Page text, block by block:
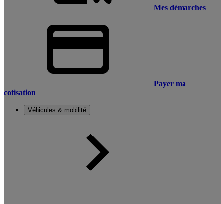
Mes démarches
Payer ma
cotisation
Véhicules & mobilité